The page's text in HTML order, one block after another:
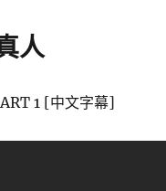
人
1 [中文字幕]